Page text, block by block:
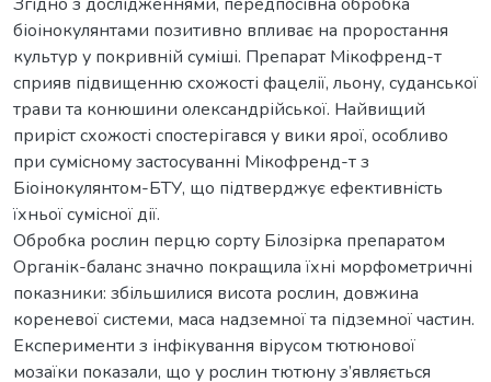
біоінокулянтами позитивно впливає на проростання
культур у покривній суміші. Препарат Мікофренд-т
сприяв підвищенню схожості фацелії, льону, суданської
трави та конюшини олександрійської. Найвищий
приріст схожості спостерігався у вики ярої, особливо
при сумісному застосуванні Мікофренд-т з
Біоінокулянтом-БТУ, що підтверджує ефективність
їхньої сумісної дії.
Обробка рослин перцю сорту Білозірка препаратом
Органік-баланс значно покращила їхні морфометричні
показники: збільшилися висота рослин, довжина
кореневої системи, маса надземної та підземної частин.
Експерименти з інфікування вірусом тютюнової
мозаїки показали, що у рослин тютюну з’являється